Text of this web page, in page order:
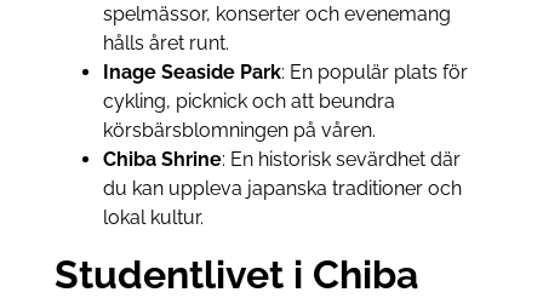
spelmässor, konserter och evenemang
hålls året runt.
Inage Seaside Park: En populär plats för
cykling, picknick och att beundra
körsbärsblomningen på våren.
Chiba Shrine: En historisk sevärdhet där
du kan uppleva japanska traditioner och
lokal kultur.
Studentlivet i Chiba